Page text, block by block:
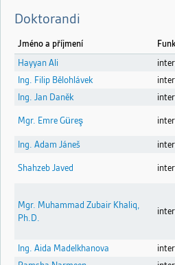
Doktorandi
Jméno a příjmení
Hayyan Ali
Ing. Filip Bělohlávek
Ing. Jan Daněk
Mgr. Emre Güreş
Ing. Adam Jáneš
Shahzeb Javed
Mgr. Muhammad Zubair Khaliq,
Ph.D.
Ing. Aida Madelkhanova